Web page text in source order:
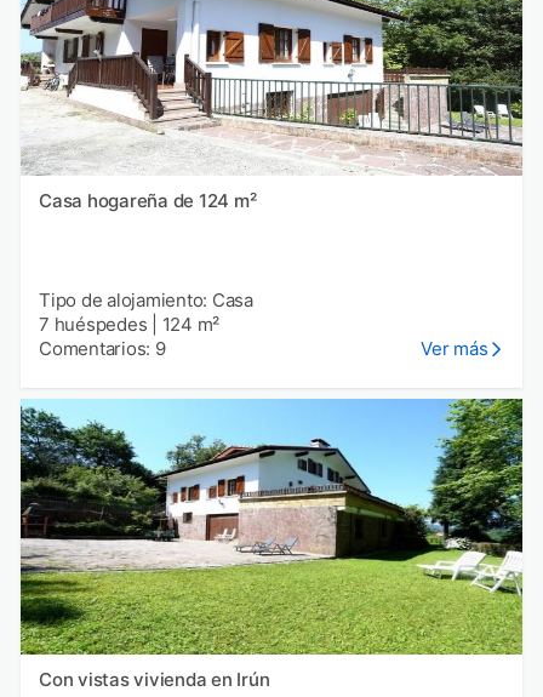
Casa hogareña de 124 m²
Tipo de alojamiento: Casa
7 huéspedes
124 m²
Comentarios: 9
Ver más
Con vistas vivienda en Irún